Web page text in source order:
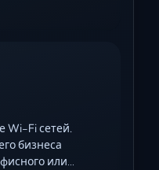
Wi-Fi сетей.
бизнеса
или…